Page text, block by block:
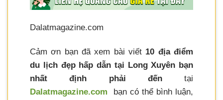
Dalatmagazine.com
Cảm ơn bạn đã xem bài viết 10 địa điểm
du lịch đẹp hấp dẫn tại Long Xuyên bạn
nhất định phải đếntại
Dalatmagazine.com
bạn có thể bình luận,